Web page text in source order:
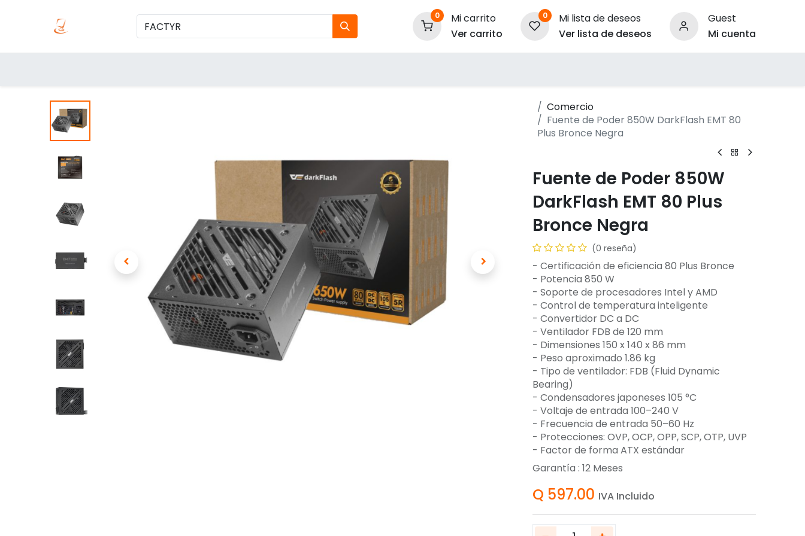
0
Mi carrito
Ver carrito
0
Mi lista de deseos
Ver lista de deseos
Guest
Mi cuenta
Comercio
Fuente de Poder 850W DarkFlash EMT 80
Plus Bronce Negra
Fuente de Poder 850W
DarkFlash EMT 80 Plus
Bronce Negra
(0 reseña)
- Certificación de eficiencia 80 Plus Bronce
- Potencia 850 W
- Soporte de procesadores Intel y AMD
- Control de temperatura inteligente
- Convertidor DC a DC
- Ventilador FDB de 120 mm
- Dimensiones 150 x 140 x 86 mm
- Peso aproximado 1.86 kg
- Tipo de ventilador: FDB (Fluid Dynamic
Bearing)
- Condensadores japoneses 105 °C
- Voltaje de entrada 100–240 V
- Frecuencia de entrada 50–60 Hz
- Protecciones: OVP, OCP, OPP, SCP, OTP, UVP
- Factor de forma ATX estándar
Garantía : 12Meses
Q 597.00 IVA Incluido